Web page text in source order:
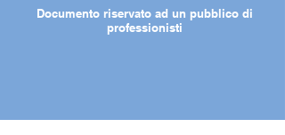
Documento riservato ad un pubblico di
professionisti